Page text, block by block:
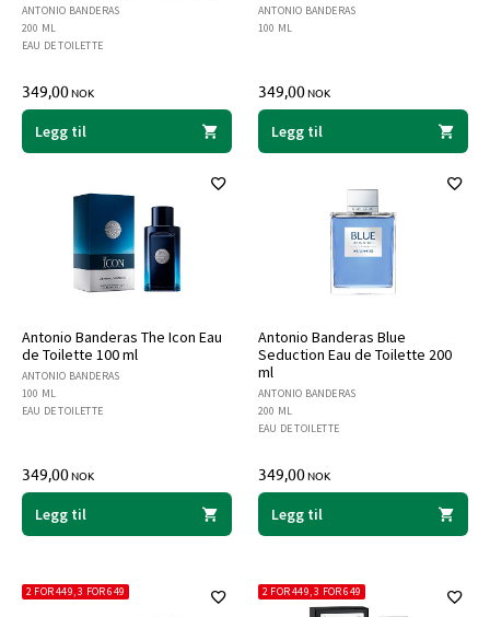
ANTONIO BANDERAS
200 ML
EAU DE TOILETTE
349,00NOK
Legg til
ANTONIO BANDERAS
100 ML
349,00NOK
Legg til
Antonio Banderas The Icon Eau
de Toilette 100 ml
ANTONIO BANDERAS
100 ML
EAU DE TOILETTE
349,00NOK
Legg til
Antonio Banderas Blue
Seduction Eau de Toilette 200
ml
ANTONIO BANDERAS
200 ML
EAU DE TOILETTE
349,00NOK
Legg til
2 FOR 449, 3 FOR 649 2 FOR 449, 3 FOR 649